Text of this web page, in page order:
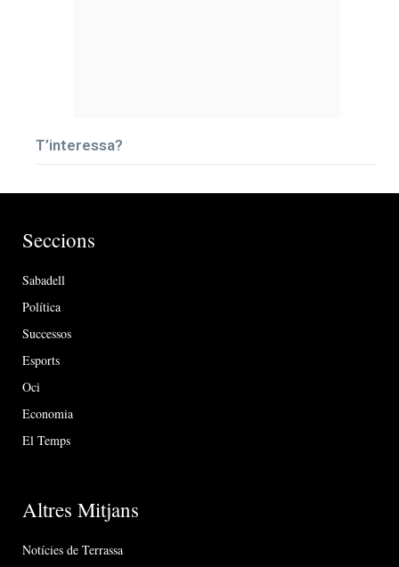
T’interessa?
Seccions
Sabadell
Política
Successos
Esports
Oci
Economia
El Temps
Altres Mitjans
Notícies de Terrassa